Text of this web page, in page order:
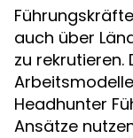
auch über
zu
Headhunter
Ansätze